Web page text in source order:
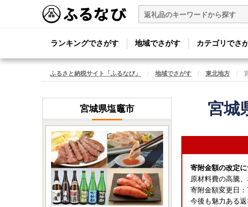
ランキングでさがす 地域でさがす カテゴリでさ
ふるさと納税サイト「ふるなび」 地域でさがす 東北地方
宮城
寄附金額の改定
原材料費の高騰
寄附金額変更日
今後も魅力ある
宮城県塩竈市